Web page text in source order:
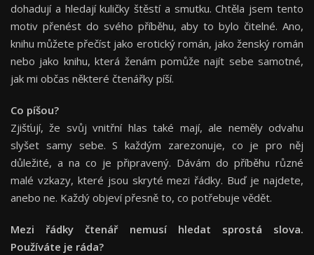
dohadují a hledají kuličky štěstí a smutku. Chtěla jsem tento
motiv přenést do svého příběhu, aby to bylo čitelné. Ano,
knihu můžete přečíst jako erotický román, jako ženský román
nebo jako knihu, která ženám pomůže najít sebe samotné,
jak mi občas některé čtenářky píší.
Co píšou?
Zjišťují, že svůj vnitřní hlas také mají, ale neměly odvahu
slyšet samy sebe. S každým zarezonuje, co je pro něj
důležité, a na co je připravený. Dávám do příběhu různé
malé vzkazy, které jsou skryté mezi řádky. Buď je najdete,
anebo ne. Každý objeví přesně to, co potřebuje vědět.
Mezi řádky čtenář nemusí hledat sprostá slova.
Používáte je ráda?